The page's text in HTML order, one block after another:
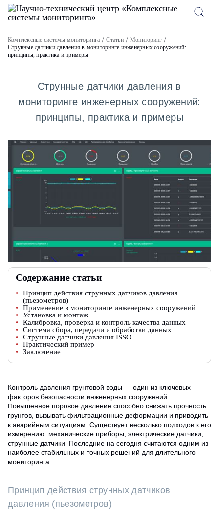
Комплексные системы мониторинга Статьи
Мониторинг
Струнные датчики давления в мониторинге инженерных сооружений:
принципы, практика и примеры
Струнные датчики давления в
мониторинге инженерных сооружений:
принципы, практика и примеры
Содержание статьи
Принцип действия струнных датчиков давления
(пьезометров)
Применение в мониторинге инженерных сооружений
Установка и монтаж
Калибровка, проверка и контроль качества данных
Система сбора, передачи и обработки данных
Струнные датчики давления ISSO
Практический пример
Заключение
Контроль давления грунтовой воды — один из ключевых
факторов безопасности инженерных сооружений.
Повышенное поровое давление способно снижать прочность
грунтов, вызывать фильтрационные деформации и приводить
к аварийным ситуациям. Существует несколько подходов к его
измерению: механические приборы, электрические датчики,
струнные датчики. Последние на сегодня считаются одним из
наиболее стабильных и точных решений для длительного
мониторинга.
Принцип действия струнных датчиков
давления (пьезометров)